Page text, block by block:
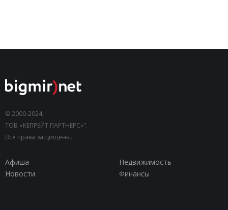
© 2000-2024,
ТОВ «КЕПРЕЙТ ПАРТНЕРС»".
Все права защищены.
Афиша
Недвижимость
Новости
Финансы